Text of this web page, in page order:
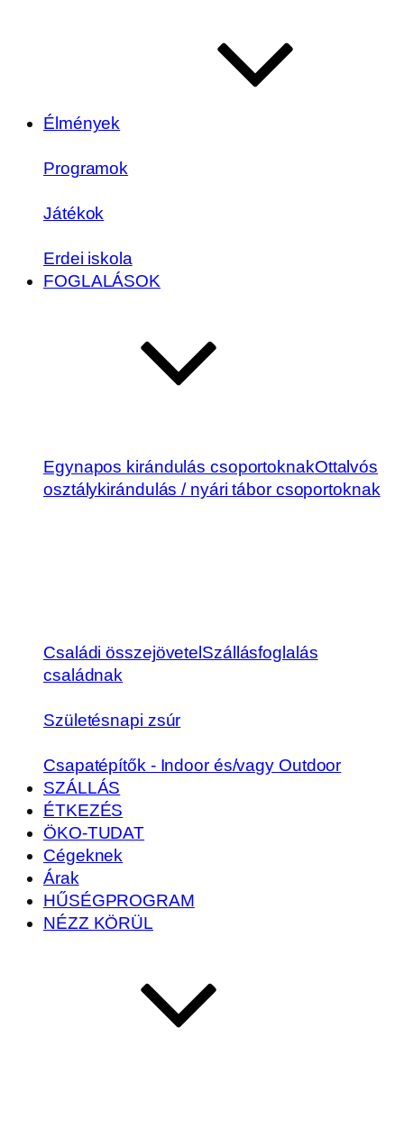
Élmények
Programok
Játékok
Erdei iskola
FOGLALÁSOK
Egynapos kirándulás csoportoknakOttalvós
osztálykirándulás / nyári tábor csoportoknak
Családi összejövetelSzállásfoglalás
családnak
Születésnapi zsúr
Csapatépítők - Indoor és/vagy Outdoor
SZÁLLÁS
ÉTKEZÉS
ÖKO-TUDAT
Cégeknek
Árak
HŰSÉGPROGRAM
NÉZZ KÖRÜL